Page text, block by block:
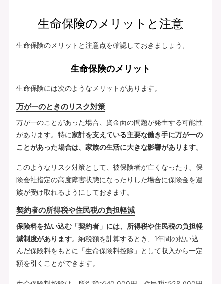
生命保険のメリットと注意
生命保険のメリットと注意点を確認しておきましょう。
生命保険のメリット
生命保険には次のようなメリットがあります。
万が一のときのリスク対策
万が一のことがあった場合、資金面の問題が発生する可能性
があります。特に家計を支えている主要な働き手に万が一の
ことがあった場合は、家族の生活に大きな影響があります。
このようなリスク対策として、被保険者が亡くなったり、保
険会社指定の高度障害状態になったりした場合に保険金を遺
族が受け取れるようにしておきます。
契約者の所得税や住民税の負担軽減
保険料を払い込む「契約者」には、所得税や住民税の負担軽
減制度があります。納税額を計算するとき、1年間の払い込
んだ保険料をもとに「生命保険料控除」として収入から一定
額を引くことができます。